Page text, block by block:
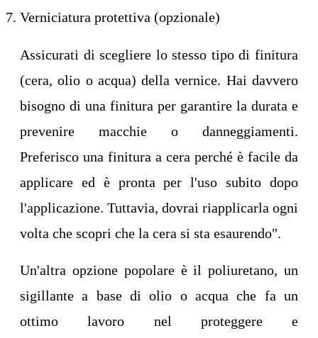
Verniciatura protettiva (opzionale)
Assicurati di scegliere lo stesso tipo di finitura
(cera, olio o acqua) della vernice. Hai davvero
bisogno di una finitura per garantire la durata e
prevenire macchie o danneggiamenti.
Preferisco una finitura a cera perché è facile da
applicare ed è pronta per l'uso subito dopo
l'applicazione. Tuttavia, dovrai riapplicarla ogni
volta che scopri che la cera si sta esaurendo".
Un'altra opzione popolare è il poliuretano, un
sigillante a base di olio o acqua che fa un
ottimo lavoro nel proteggere e